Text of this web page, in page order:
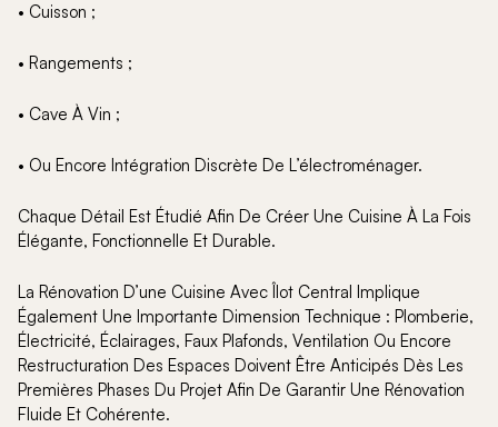
• Cuisson ;
• Rangements ;
• Cave À Vin ;
• Ou Encore Intégration Discrète De L’électroménager.
Chaque Détail Est Étudié Afin De Créer Une Cuisine À La Fois
Élégante, Fonctionnelle Et Durable.
La Rénovation D’une Cuisine Avec Îlot Central Implique
Également Une Importante Dimension Technique : Plomberie,
Électricité, Éclairages, Faux Plafonds, Ventilation Ou Encore
Restructuration Des Espaces Doivent Être Anticipés Dès Les
Premières Phases Du Projet Afin De Garantir Une Rénovation
Fluide Et Cohérente.